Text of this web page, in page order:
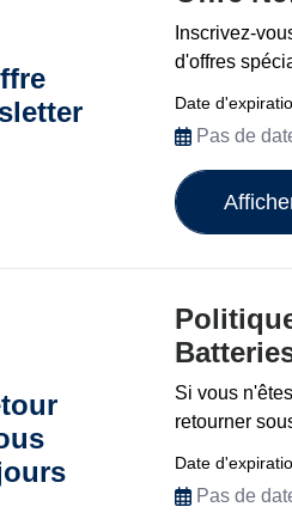
Inscrivez-
d'offres
Date
Pas de
Si vous
retourner
Date
Pas de